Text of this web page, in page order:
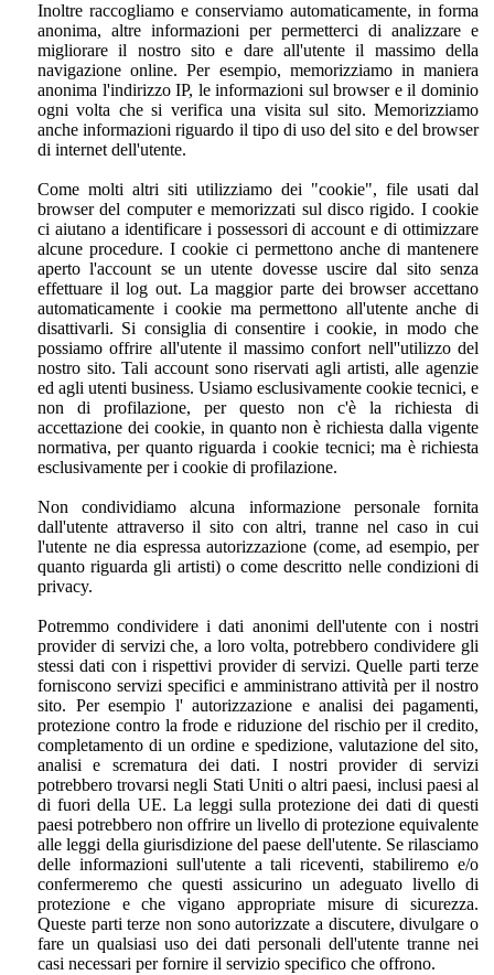
Inoltre raccogliamo e conserviamo automaticamente, in forma
anonima, altre informazioni per permetterci di analizzare e
migliorare il nostro sito e dare all'utente il massimo della
navigazione online. Per esempio, memorizziamo in maniera
anonima l'indirizzo IP, le informazioni sul browser e il dominio
ogni volta che si verifica una visita sul sito. Memorizziamo
anche informazioni riguardo il tipo di uso del sito e del browser
di internet dell'utente.
Come molti altri siti utilizziamo dei "cookie", file usati dal
browser del computer e memorizzati sul disco rigido. I cookie
ci aiutano a identificare i possessori di account e di ottimizzare
alcune procedure. I cookie ci permettono anche di mantenere
aperto l'account se un utente dovesse uscire dal sito senza
effettuare il log out. La maggior parte dei browser accettano
automaticamente i cookie ma permettono all'utente anche di
disattivarli. Si consiglia di consentire i cookie, in modo che
possiamo offrire all'utente il massimo confort nell''utilizzo del
nostro sito. Tali account sono riservati agli artisti, alle agenzie
ed agli utenti business. Usiamo esclusivamente cookie tecnici, e
non di profilazione, per questo non c'è la richiesta di
accettazione dei cookie, in quanto non è richiesta dalla vigente
normativa, per quanto riguarda i cookie tecnici; ma è richiesta
esclusivamente per i cookie di profilazione.
Non condividiamo alcuna informazione personale fornita
dall'utente attraverso il sito con altri, tranne nel caso in cui
l'utente ne dia espressa autorizzazione (come, ad esempio, per
quanto riguarda gli artisti) o come descritto nelle condizioni di
privacy.
Potremmo condividere i dati anonimi dell'utente con i nostri
provider di servizi che, a loro volta, potrebbero condividere gli
stessi dati con i rispettivi provider di servizi. Quelle parti terze
forniscono servizi specifici e amministrano attività per il nostro
sito. Per esempio l' autorizzazione e analisi dei pagamenti,
protezione contro la frode e riduzione del rischio per il credito,
completamento di un ordine e spedizione, valutazione del sito,
analisi e scrematura dei dati. I nostri provider di servizi
potrebbero trovarsi negli Stati Uniti o altri paesi, inclusi paesi al
di fuori della UE. La leggi sulla protezione dei dati di questi
paesi potrebbero non offrire un livello di protezione equivalente
alle leggi della giurisdizione del paese dell'utente. Se rilasciamo
delle informazioni sull'utente a tali riceventi, stabiliremo e/o
confermeremo che questi assicurino un adeguato livello di
protezione e che vigano appropriate misure di sicurezza.
Queste parti terze non sono autorizzate a discutere, divulgare o
fare un qualsiasi uso dei dati personali dell'utente tranne nei
casi necessari per fornire il servizio specifico che offrono.